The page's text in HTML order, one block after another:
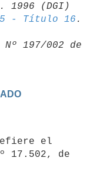
1996 (DGI)
5 - Título 16
Nº 197/002 de
17.502, de